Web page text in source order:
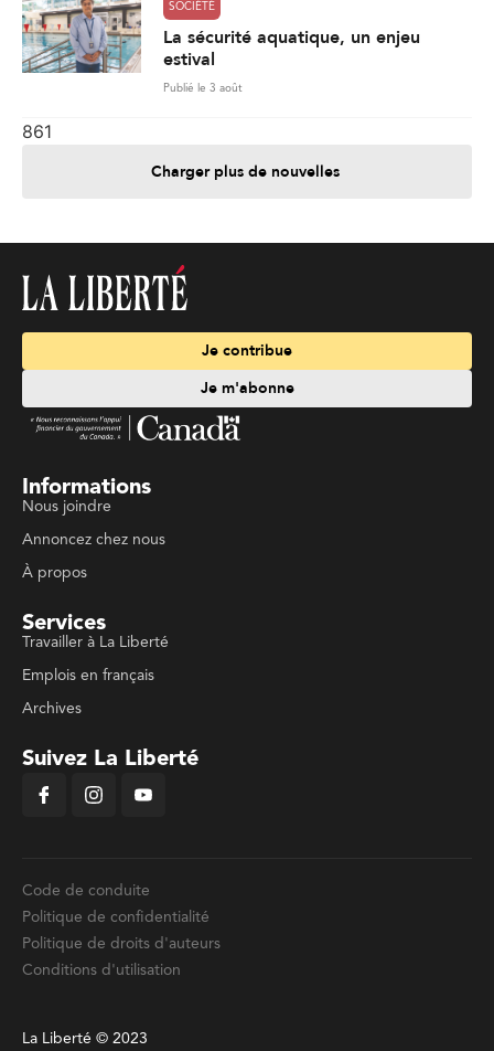
SOCIÉTÉ
La sécurité aquatique, un enjeu
estival
Publié le 3 août
861
Charger plus de nouvelles
Je contribue
Je m'abonne
Informations
Nous joindre
Annoncez chez nous
À propos
Services
Travailler à La Liberté
Emplois en français
Archives
Suivez La Liberté
Code de conduite
Politique de confidentialité
Politique de droits d'auteurs
Conditions d'utilisation
La Liberté © 2023